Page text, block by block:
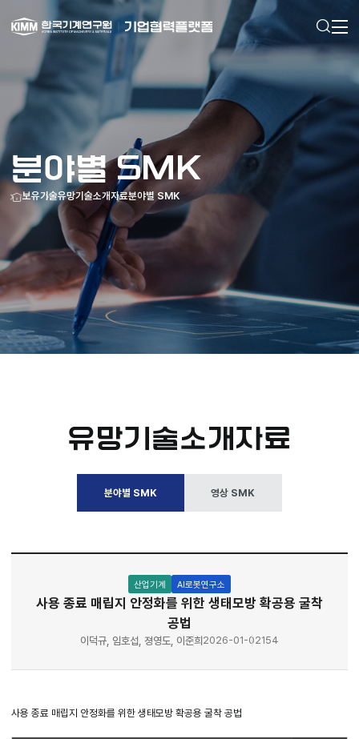
메인으로
이동
검색
분야별 SMK
홈 보유기술유망기술소개자료분야별 SMK
유망기술소개자료
분야별 SMK 영상 SMK
산업기계 AI로봇연구소
사용 종료 매립지 안정화를 위한 생태모방 확공용 굴착
공법
이덕규, 임호섭, 졍영도, 이준희2026-01-02154
사용 종료 매립지 안정화를 위한 생태모방 확공용 굴착 공법